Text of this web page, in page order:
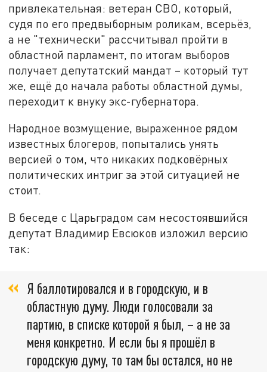
привлекательная: ветеран СВО, который,
судя по его предвыборным роликам, всерьёз,
а не "технически" рассчитывал пройти в
областной парламент, по итогам выборов
получает депутатский мандат – который тут
же, ещё до начала работы областной думы,
переходит к внуку экс-губернатора.
Народное возмущение, выраженное рядом
известных блогеров, попытались унять
версией о том, что никаких подковёрных
политических интриг за этой ситуацией не
стоит.
В беседе с Царьградом сам несостоявшийся
депутат Владимир Евсюков изложил версию
так:
Я баллотировался и в городскую, и в
областную думу. Люди голосовали за
партию, в списке которой я был, – а не за
меня конкретно. И если бы я прошёл в
городскую думу, то там бы остался, но не